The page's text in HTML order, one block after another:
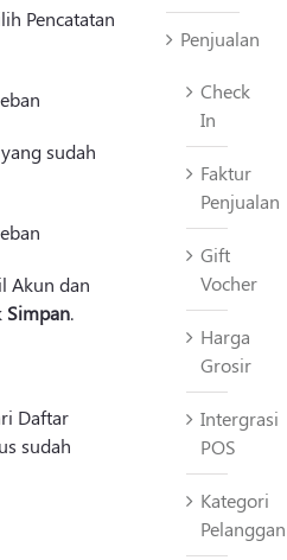
Pencatatan
sudah
Akun dan
Simpan.
Daftar
sudah
Penjualan
Check
In
Faktur
Penjualan
Gift
Vocher
Harga
Grosir
Intergrasi
POS
Kategori
Pelanggan